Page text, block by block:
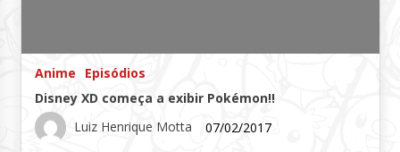
Anime
Episódios
Disney XD começa a exibir Pokémon!!
Luiz Henrique Motta
07/02/2017